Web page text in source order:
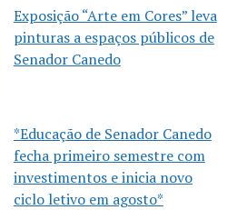
Exposição “Arte em Cores” leva
pinturas a espaços públicos de
Senador Canedo
*Educação de Senador Canedo
fecha primeiro semestre com
investimentos e inicia novo
ciclo letivo em agosto*